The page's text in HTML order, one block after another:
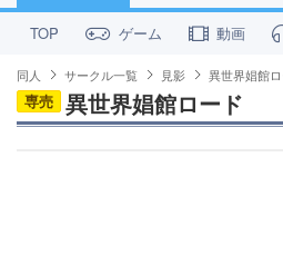
TOP ゲーム 動画
同人 サークル一覧 見影 異世界娼館
専売 異世界娼館ロード